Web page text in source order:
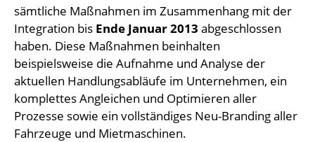
sämtliche Maßnahmen im Zusammenhang mit der
Integration bis Ende Januar 2013 abgeschlossen
haben. Diese Maßnahmen beinhalten
beispielsweise die Aufnahme und Analyse der
aktuellen Handlungsabläufe im Unternehmen, ein
komplettes Angleichen und Optimieren aller
Prozesse sowie ein vollständiges Neu-Branding aller
Fahrzeuge und Mietmaschinen.